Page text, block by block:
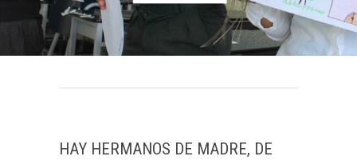
HAY HERMANOS DE MADRE, DE